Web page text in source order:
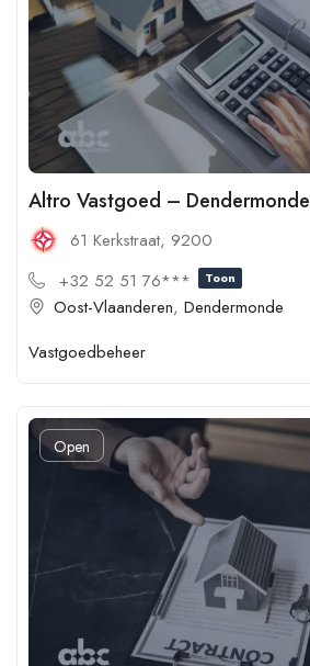
Altro Vastgoed – Dendermonde
61 Kerkstraat, 9200
+32 52 51 76***
Toon
Oost-Vlaanderen, Dendermonde
Vastgoedbeheer
Open